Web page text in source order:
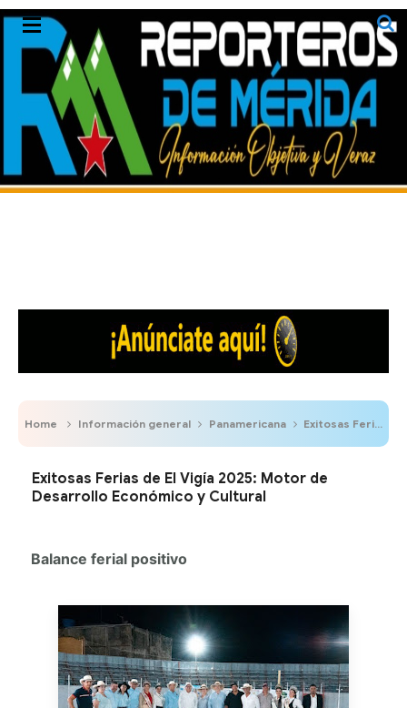
Home Información general Panamericana Exitosas Ferias de El Vigía 2025: Motor de Desarrollo Económico y Cultural
Exitosas Ferias de El Vigía 2025: Motor de
Desarrollo Económico y Cultural
Balance ferial positivo